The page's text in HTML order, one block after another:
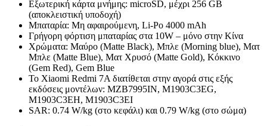
Εξωτερική κάρτα μνήμης: microSD, μέχρι 256 GB
(αποκλειστική υποδοχή)
Μπαταρία: Μη αφαιρούμενη, Li-Po 4000 mAh
Γρήγορη φόρτιση μπαταρίας στα 10W – μόνο στην Κίνα
Χρώματα: Μαύρο (Matte Black), Μπλε (Morning blue), Ματ
Μπλε (Matte Blue), Ματ Χρυσό (Matte Gold), Κόκκινο
(Gem Red), Gem Blue
Το Xiaomi Redmi 7A διατίθεται στην αγορά στις εξής
εκδόσεις μοντέλων: MZB7995IN, M1903C3EG,
M1903C3EH, M1903C3EI
SAR: 0.74 W/kg (στο κεφάλι) και 0.79 W/kg (στο σώμα)